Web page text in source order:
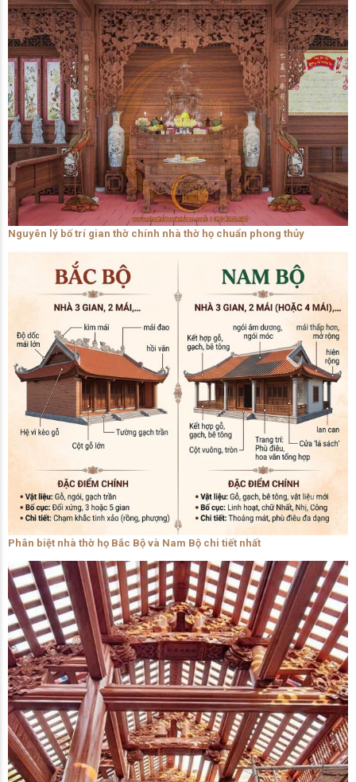
Nguyên lý bố trí gian thờ chính nhà thờ họ chuẩn phong thủy
Phân biệt nhà thờ họ Bắc Bộ và Nam Bộ chi tiết nhất